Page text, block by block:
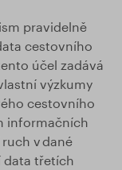
pravidelně
cestovního
účel zadává
výzkumy
cestovního
informačních
v dané
data třetích